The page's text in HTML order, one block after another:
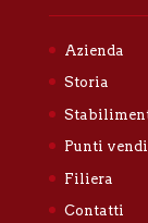
Azienda
Storia
Punti
Filiera
Contatti